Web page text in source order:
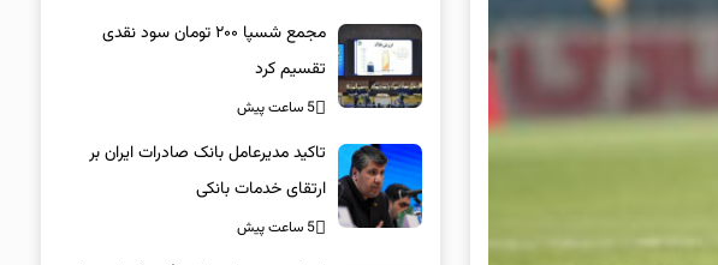
مجمع شسپا ۲۰۰ تومان سود نقدی
تقسیم کرد
5 ساعت پیش
تاکید مدیرعامل بانک صادرات ایران بر
ارتقای خدمات بانکی​
5 ساعت پیش